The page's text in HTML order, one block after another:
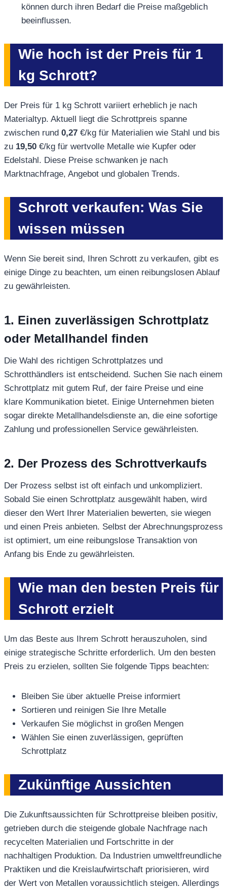
können durch ihren Bedarf die Preise maßgeblich
beeinflussen.
Wie hoch ist der Preis für 1
kg Schrott?
Der Preis für 1 kg Schrott variiert erheblich je nach
Materialtyp. Aktuell liegt die Schrottpreis spanne
zwischen rund 0,27 €/kg für Materialien wie Stahl und bis
zu 19,50 €/kg für wertvolle Metalle wie Kupfer oder
Edelstahl. Diese Preise schwanken je nach
Marktnachfrage, Angebot und globalen Trends.
Schrott verkaufen: Was Sie
wissen müssen
Wenn Sie bereit sind, Ihren Schrott zu verkaufen, gibt es
einige Dinge zu beachten, um einen reibungslosen Ablauf
zu gewährleisten.
1. Einen zuverlässigen Schrottplatz
oder Metallhandel finden
Die Wahl des richtigen Schrottplatzes und
Schrotthändlers ist entscheidend. Suchen Sie nach einem
Schrottplatz mit gutem Ruf, der faire Preise und eine
klare Kommunikation bietet. Einige Unternehmen bieten
sogar direkte Metallhandelsdienste an, die eine sofortige
Zahlung und professionellen Service gewährleisten.
2. Der Prozess des Schrottverkaufs
Der Prozess selbst ist oft einfach und unkompliziert.
Sobald Sie einen Schrottplatz ausgewählt haben, wird
dieser den Wert Ihrer Materialien bewerten, sie wiegen
und einen Preis anbieten. Selbst der Abrechnungsprozess
ist optimiert, um eine reibungslose Transaktion von
Anfang bis Ende zu gewährleisten.
Wie man den besten Preis für
Schrott erzielt
Um das Beste aus Ihrem Schrott herauszuholen, sind
einige strategische Schritte erforderlich. Um den besten
Preis zu erzielen, sollten Sie folgende Tipps beachten:
Bleiben Sie über aktuelle Preise informiert
Sortieren und reinigen Sie Ihre Metalle
Verkaufen Sie möglichst in großen Mengen
Wählen Sie einen zuverlässigen, geprüften
Schrottplatz
Zukünftige Aussichten
Die Zukunftsaussichten für Schrottpreise bleiben positiv,
getrieben durch die steigende globale Nachfrage nach
recycelten Materialien und Fortschritte in der
nachhaltigen Produktion. Da Industrien umweltfreundliche
Praktiken und die Kreislaufwirtschaft priorisieren, wird
der Wert von Metallen voraussichtlich steigen. Allerdings